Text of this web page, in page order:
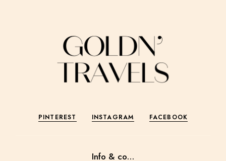
PINTEREST INSTAGRAM FACEBOOK
Info & co…